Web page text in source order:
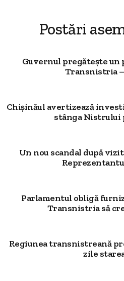
Postări
Guvernul pregătește un
Transnistria
Chișinăul avertizează
stânga Nistrului
Un nou scandal după
Parlamentul obligă
Transnistria să
Regiunea transnistreană
zile